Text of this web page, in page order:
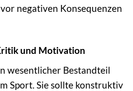
negativen Konsequenzen
und Motivation
wesentlicher Bestandteil
Sport. Sie sollte konstruktiv